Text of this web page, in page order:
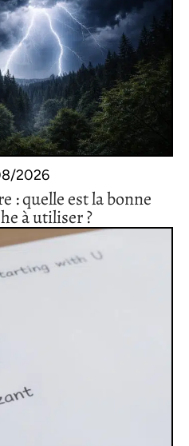
2026
: quelle est la bonne
à utiliser ?